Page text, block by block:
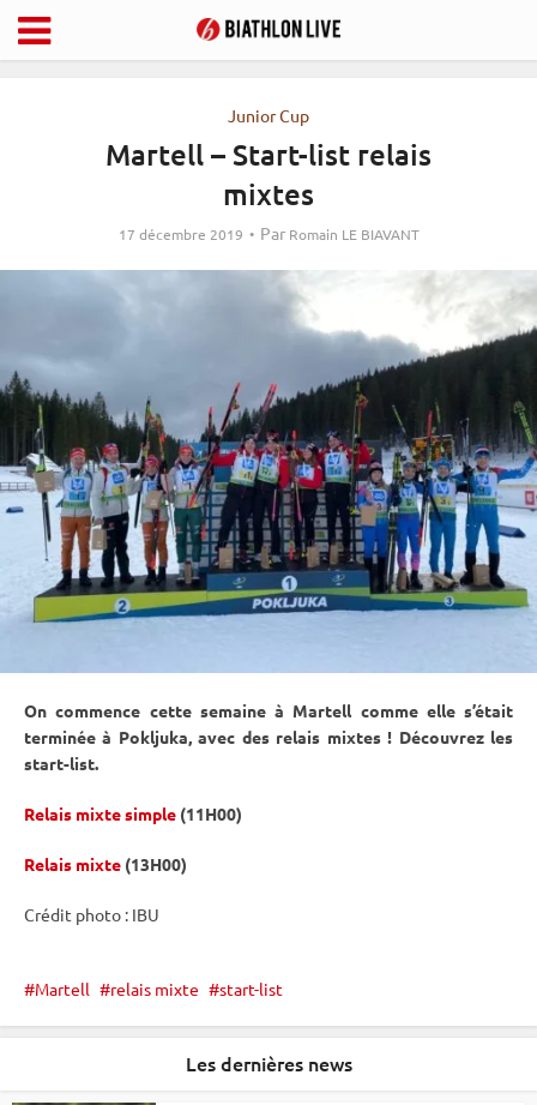
Junior Cup
Martell – Start-list relais
mixtes
17 décembre 2019 Par Romain LE BIAVANT
On commence cette semaine à Martell comme elle s’était
terminée à Pokljuka , avec des relais mixtes ! Découvrez les
start-list.
Relais mixte simple (11H00)
Relais mixte (13H00)
Crédit photo : IBU
Martell relais mixte start-list
Les dernières news